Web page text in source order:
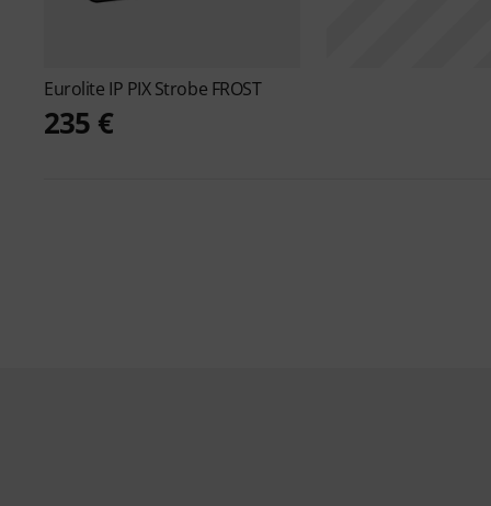
Eurolite IP PIX Strobe FROST
235 €